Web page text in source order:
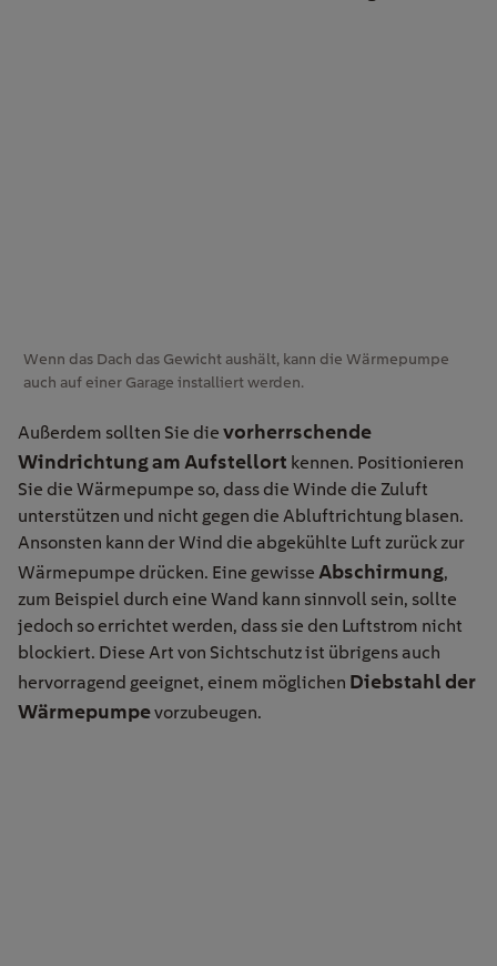
Wenn das Dach das Gewicht aushält, kann die Wärmepumpe
auch auf einer Garage installiert werden.
Außerdem sollten Sie die vorherrschende
Windrichtung am Aufstellort kennen. Positionieren
Sie die Wärmepumpe so, dass die Winde die Zuluft
unterstützen und nicht gegen die Abluftrichtung blasen.
Ansonsten kann der Wind die abgekühlte Luft zurück zur
Wärmepumpe drücken. Eine gewisse Abschirmung,
zum Beispiel durch eine Wand kann sinnvoll sein, sollte
jedoch so errichtet werden, dass sie den Luftstrom nicht
blockiert. Diese Art von Sichtschutz ist übrigens auch
hervorragend geeignet, einem möglichen Diebstahl der
Wärmepumpevorzubeugen.